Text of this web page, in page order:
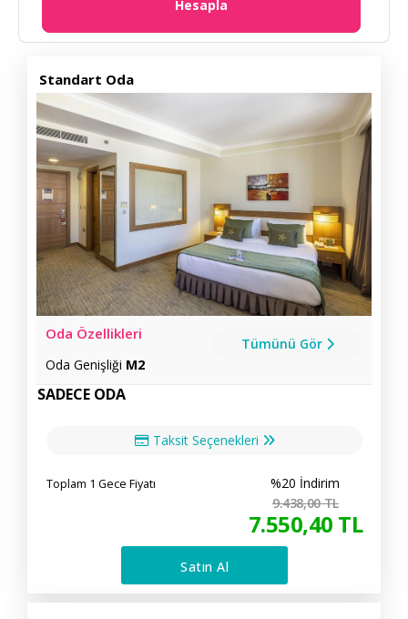
Hesapla
Standart Oda
Oda Özellikleri
Oda Genişliği M2
Tümünü Gör
SADECE ODA
Taksit Seçenekleri
Toplam 1 Gece Fiyatı
%20 İndirim
9.438,00TL
7.550,40 TL
Satın Al